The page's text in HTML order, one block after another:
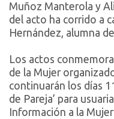
Muñoz Manterola y
del acto ha corrido a
Hernández, alumna
Los actos
de la Mujer
continuarán los días
de Pareja’ para
Información a la